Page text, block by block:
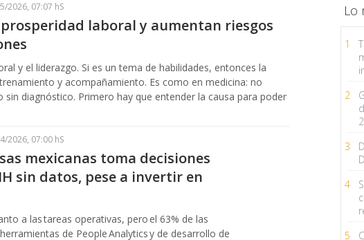
2026, 07:07 hS
laboral y aumentan riesgos
y el liderazgo. Si es un tema de habilidades, entonces la
y acompañamiento. Es como en medicina: no
diagnóstico. Primero hay que entender la causa para poder
2026, 07:00 hS
mexicanas toma decisiones
sin datos, pese a invertir en
a las tareas operativas, pero el 63% de las
de People Analytics y de desarrollo de
Lo
1
2
3
4
5